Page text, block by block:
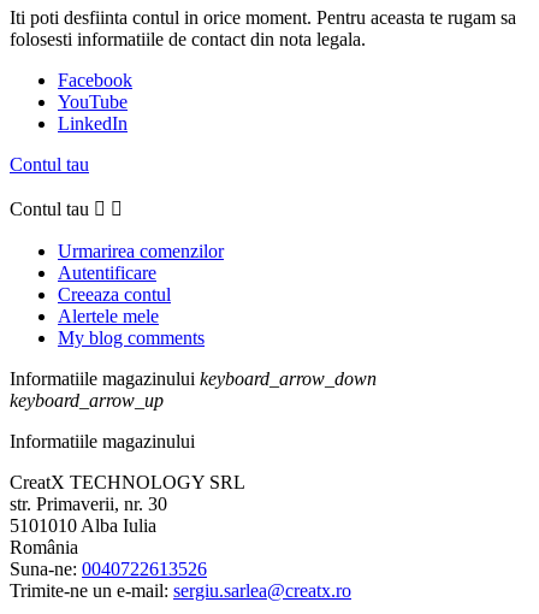
Iti poti desfiinta contul in orice moment. Pentru aceasta te rugam sa
folosesti informatiile de contact din nota legala.
Facebook
YouTube
LinkedIn
Contul tau
Contul tau  
Urmarirea comenzilor
Autentificare
Creeaza contul
Alertele mele
My blog comments
Informatiile magazinului keyboard_arrow_down
keyboard_arrow_up
Informatiile magazinului
CreatX TECHNOLOGY SRL
str. Primaverii, nr. 30
5101010 Alba Iulia
România
Suna-ne: 0040722613526
Trimite-ne un e-mail: sergiu.sarlea@creatx.ro